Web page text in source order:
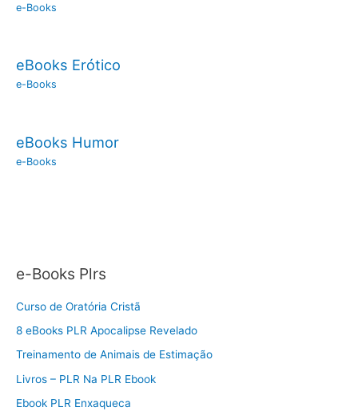
e-Books
eBooks Erótico
e-Books
eBooks Humor
e-Books
e-Books Plrs
Curso de Oratória Cristã
8 eBooks PLR Apocalipse Revelado
Treinamento de Animais de Estimação
Livros – PLR Na PLR Ebook
Ebook PLR Enxaqueca